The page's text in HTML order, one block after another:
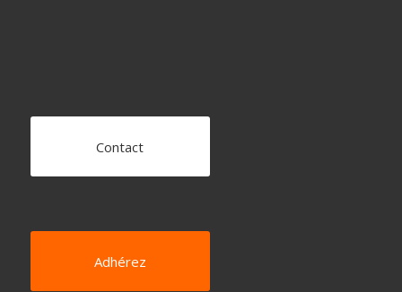
Contact
Adhérez